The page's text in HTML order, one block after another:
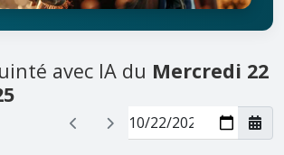
avec IA du Mercredi 22